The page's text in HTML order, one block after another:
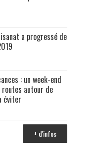
a progressé de
: un week-end
autour de
éviter
+ d'infos